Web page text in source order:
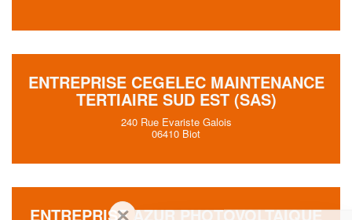
ENTREPRISE CEGELEC MAINTENANCE
TERTIAIRE SUD EST (SAS)
240 Rue Evariste Galois
06410 Biot
ENTREPRISE AZUR PHOTOVOLTAIQUE